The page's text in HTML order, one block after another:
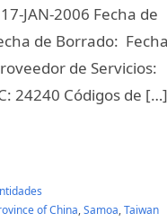
JAN-2006 Fecha de
de Borrado:
de
24240 Códigos de […]
of China,Samoa,Taiwan